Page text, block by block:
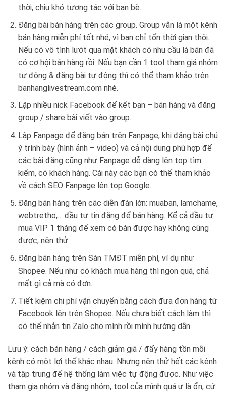
thời, chịu khó tương tác với bạn bè.
Đăng bài bán hàng trên các group. Group vẫn là một kênh
bán hàng miễn phí tốt nhé, vì bạn chỉ tốn thời gian thôi.
Nếu có vô tình lướt qua mặt khách có nhu cầu là bán đã
có cơ hội bán hàng rồi. Nếu bạn cần 1 tool tham giá nhóm
tự động & đăng bài tự động thì có thể tham khảo trên
banhanglivestream.com nhé.
Lập nhiều nick Facebook để kết bạn – bán hàng và đăng
group / share bài viết vào group.
Lập Fanpage để đăng bán trên Fanpage, khi đăng bài chú
ý trình bày (hình ảnh – video) và cả nội dung phù hợp để
các bài đăng cũng như Fanpage dễ dàng lên top tìm
kiếm, có khách hàng. Cái này các bạn có thể tham khảo
về cách SEO Fanpage lên top Google.
Đăng bán hàng trên các diễn đàn lớn: muaban, lamchame,
webtretho,… đầu tư tin đăng để bán hàng. Kể cả đầu tư
mua VIP 1 tháng để xem có bán được hay không cũng
được, nên thử.
Đăng bán hàng trên Sàn TMĐT miễn phí, ví dụ như
Shopee. Nếu như có khách mua hàng thì ngon quá, chả
mất gì cả mà có đơn.
Tiết kiệm chi phí vận chuyển bằng cách đưa đơn hàng từ
Facebook lên trên Shopee. Nếu chưa biết cách làm thì
có thể nhắn tin Zalo cho mình rồi mình hướng dẫn.
Lưu ý: cách bán hàng / cách giảm giá / đẩy hàng tồn mỗi
kênh có một lợi thế khác nhau. Nhưng nên thử hết các kênh
và tập trung để hệ thống làm việc tự động được. Như việc
tham gia nhóm và đăng nhóm, tool của mình quá ư là ổn, cứ